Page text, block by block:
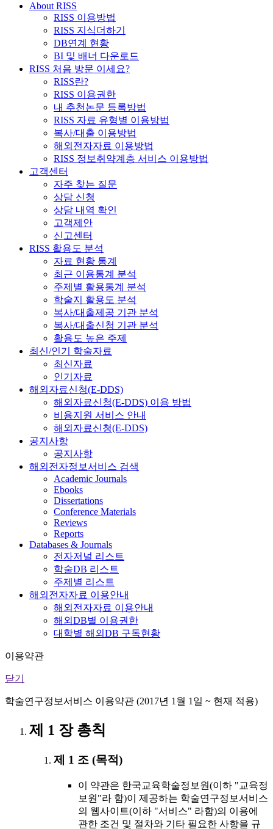
About RISS
RISS 이용방법
RISS 지식더하기
DB연계 현황
BI 및 배너 다운로드
RISS 처음 방문 이세요?
RISS란?
RISS 이용권한
내 추천논문 등록방법
RISS 자료 유형별 이용방법
복사/대출 이용방법
해외전자자료 이용방법
RISS 정보취약계층 서비스 이용방법
고객센터
자주 찾는 질문
상담 신청
상담 내역 확인
고객제안
신고센터
RISS 활용도 분석
자료 현황 통계
최근 이용통계 분석
주제별 활용통계 분석
학술지 활용도 분석
복사/대출제공 기관 분석
복사/대출신청 기관 분석
활용도 높은 주제
최신/인기 학술자료
최신자료
인기자료
해외자료신청(E-DDS)
해외자료신청(E-DDS) 이용 방법
비용지원 서비스 안내
해외자료신청(E-DDS)
공지사항
공지사항
해외전자정보서비스 검색
Academic Journals
Ebooks
Dissertations
Conference Materials
Reviews
Reports
Databases & Journals
전자저널 리스트
학술DB 리스트
주제별 리스트
해외전자자료 이용안내
해외전자자료 이용안내
해외DB별 이용권한
대학별 해외DB 구독현황
이용약관
닫기
학술연구정보서비스 이용약관 (2017년 1월 1일 ~ 현재 적용)
제 1 장 총칙
제 1 조 (목적)
이 약관은 한국교육학술정보원(이하 "교육정
보원"라 함)이 제공하는 학술연구정보서비스
의 웹사이트(이하 "서비스" 라함)의 이용에
관한 조건 및 절차와 기타 필요한 사항을 규